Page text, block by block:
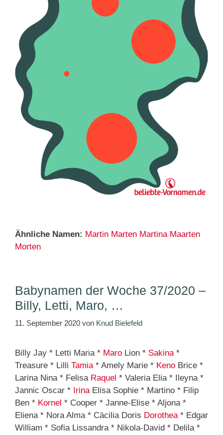
Ähnliche Namen: Martin Marten Martina Maarten
Morten
Babynamen der Woche 37/2020 –
Billy, Letti, Maro, …
11. September 2020 von Knud Bielefeld
Billy Jay * Letti Maria * Maro Lion * Sakina*
Treasure * Lilli Tamia* Amely Marie * Keno Brice *
Larina Nina * Felisa Raquel * Valeria Elia * Ileyna *
Jannic Oscar * IrinaElisa Sophie * Martino * Filip
Ben * Kornel * Cooper * Janne-Elise * Aljona *
Eliena * Nora Alma * Cäcilia Doris Dorothea* Edgar
William * Sofia Lissandra * Nikola-David * Delila *